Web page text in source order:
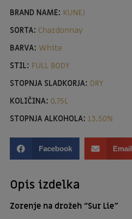
BRAND NAME: KUNEJ
SORTA: Chardonnay
BARVA: White
STIL: FULL BODY
STOPNJA SLADKORJA: DRY
KOLIČINA: 0,75L
STOPNJA ALKOHOLA: 13,50%
Facebook Email
Opis izdelka
Zorenje na drožeh “Sur Lie”